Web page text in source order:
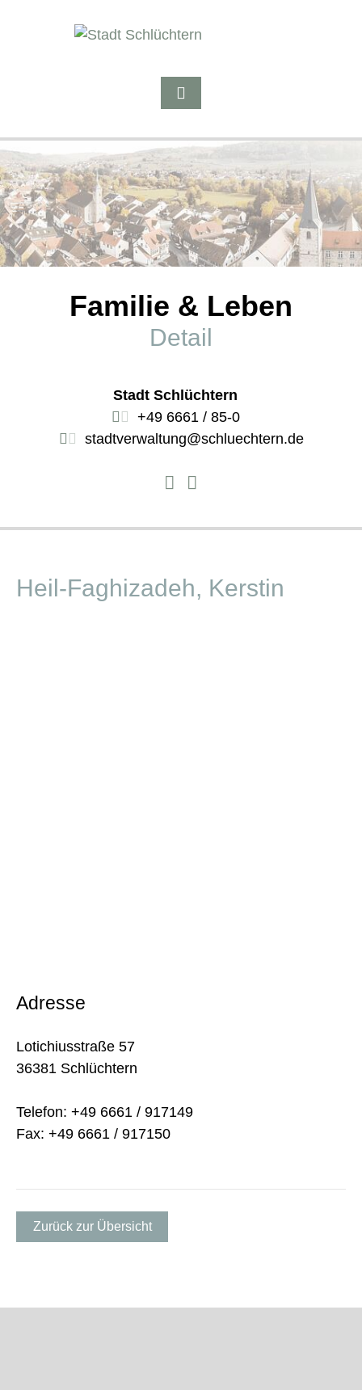
Familie & Leben
Detail
Stadt Schlüchtern
+49 6661 / 85-0
stadtverwaltung@schluechtern.de
Heil-Faghizadeh, Kerstin
Adresse
Lotichiusstraße 57
36381 Schlüchtern
Telefon: +49 6661 / 917149
Fax: +49 6661 / 917150
Zurück zur Übersicht